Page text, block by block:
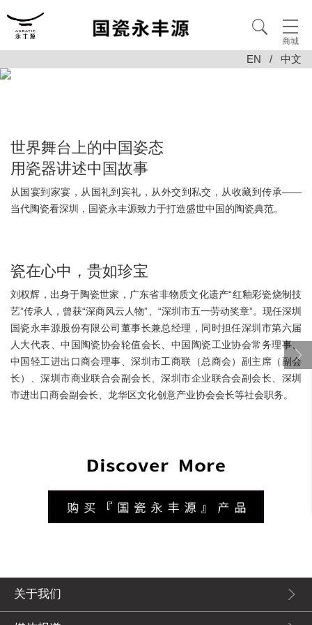
商城
EN / 中文
世界舞台上的中国姿态
用瓷器讲述中国故事
从国宴到家宴，从国礼到宾礼，从外交到私交，从收藏到传承——
当代陶瓷看深圳，国瓷永丰源致力于打造盛世中国的陶瓷典范。
瓷在心中，贵如珍宝
刘权辉，出身于陶瓷世家，广东省非物质文化遗产“红釉彩瓷烧制技
艺”传承人，曾获“深商风云人物”、“深圳市五一劳动奖章”。现任深圳
国瓷永丰源股份有限公司董事长兼总经理，同时担任深圳市第六届
人大代表、中国陶瓷协会轮值会长、中国陶瓷工业协会常务理事、
中国轻工进出口商会理事、深圳市工商联（总商会）副主席（副会
长）、深圳市商业联合会副会长、深圳市企业联合会副会长、深圳
市进出口商会副会长、龙华区文化创意产业协会会长等社会职务。
关于我们